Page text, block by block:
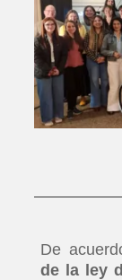
De
de la ley